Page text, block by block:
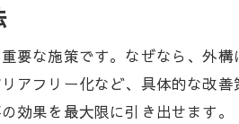
重視したい機能性とデザイン性
候に合った外構工事計画の立て
選ばれる素材や施工の特徴を解
プロが教える失敗しないポイント
要な施策です。なぜなら、外
アフリー化など、具体的な改
効果を最大限に引き出せます。